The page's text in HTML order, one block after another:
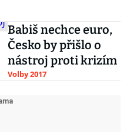
Babiš nechce euro,
Česko by přišlo o
nástroj proti krizím
Volby 2017